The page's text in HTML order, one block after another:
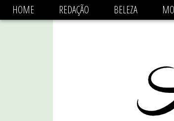
async='async' data-ad-client='ca-pub-
HOME REDAÇÃO BELEZA